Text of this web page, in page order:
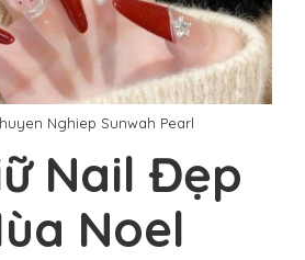
Nghiep Sunwah Pearl
Nail Đẹp
Noel